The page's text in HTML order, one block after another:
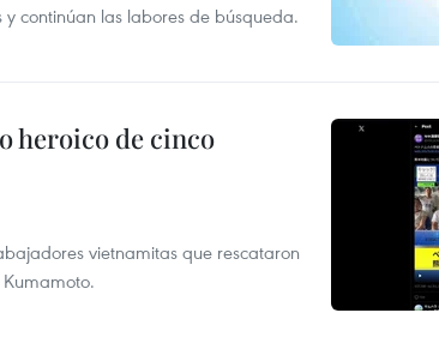
continúan las labores de búsqueda.
heroico de cinco
vietnamitas que rescataron